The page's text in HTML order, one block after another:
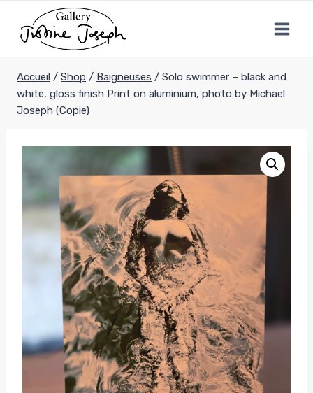
contenu
Accueil / Shop / Baigneuses / Solo swimmer – black and
white, gloss finish Print on aluminium, photo by Michael
Joseph (Copie)